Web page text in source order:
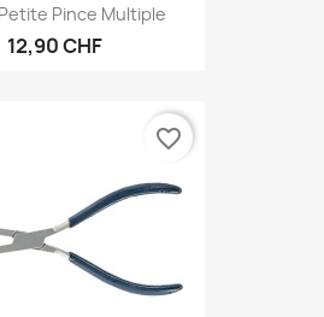
Pince Multiple
12,90 CHF
favorite_border